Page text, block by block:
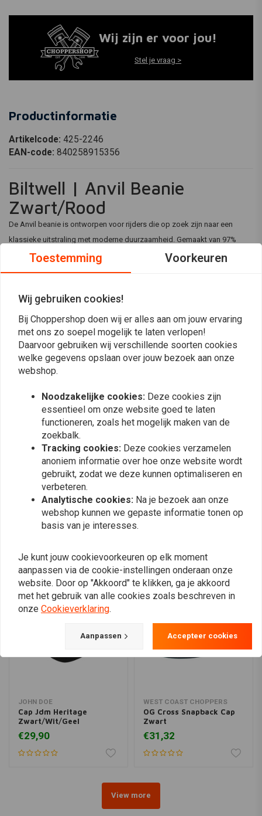
Wij zijn er voor jou!
Stel je vraag >
Productinformatie
Artikelcode: 425-2246
EAN-code: 840258915356
Biltwell | Anvil Beanie
Zwart/Rood
De Anvil beanie is ontworpen voor rijders die op zoek zijn naar een
klassieke uitstraling met moderne duurzaamheid. Gemaakt van 97%
gerecycled standaard gecertificeerd polyester, biedt deze beanie de
Belangrijkste Kenmerken
97% gerecycled standaard gecertificeerd polyester
Aangepaste geborduurde patch
Viernaadconstructie
Opgerolde manchetten
Specificaties
Materiaal: 97% gerecycled polyester
Gebruik & Onderhoud Tips
Niet in de droger; plat laten drogen.
Lees meer
Reviews
Plaats ook een review
JOHN DOE
Cap Jdm Heritage
Zwart/Wit/Geel
€29,90
WEST COAST CHOPPERS
OG Cross Snapback Cap
Zwart
€31,32
View more
Toestemming Voorkeuren
Wij gebruiken cookies!
Bij Choppershop doen wij er alles aan om jouw ervaring
met ons zo soepel mogelijk te laten verlopen!
Daarvoor gebruiken wij verschillende soorten cookies
welke gegevens opslaan over jouw bezoek aan onze
webshop.
Noodzakelijke cookies: Deze cookies zijn
essentieel om onze website goed te laten
functioneren, zoals het mogelijk maken van de
zoekbalk.
Tracking cookies: Deze cookies verzamelen
anoniem informatie over hoe onze website wordt
gebruikt, zodat we deze kunnen optimaliseren en
verbeteren.
Analytische cookies: Na je bezoek aan onze
webshop kunnen we gepaste informatie tonen op
basis van je interesses.
Je kunt jouw cookievoorkeuren op elk moment
aanpassen via de cookie-instellingen onderaan onze
website. Door op "Akkoord" te klikken, ga je akkoord
met het gebruik van alle cookies zoals beschreven in
onze Cookieverklaring.
Aanpassen Accepteer cookies